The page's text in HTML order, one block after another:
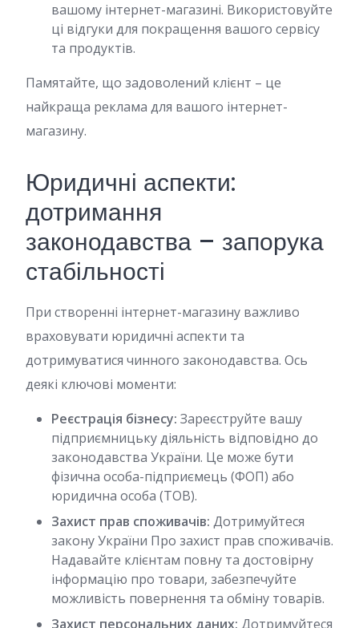
вашому інтернет-магазині. Використовуйте
ці відгуки для покращення вашого сервісу
та продуктів.
Памятайте, що задоволений клієнт – це
найкраща реклама для вашого інтернет-
магазину.
Юридичні аспекти:
дотримання
законодавства – запорука
стабільності
При створенні інтернет-магазину важливо
враховувати юридичні аспекти та
дотримуватися чинного законодавства. Ось
деякі ключові моменти:
Реєстрація бізнесу: Зареєструйте вашу
підприємницьку діяльність відповідно до
законодавства України. Це може бути
фізична особа-підприємець (ФОП) або
юридична особа (ТОВ).
Захист прав споживачів: Дотримуйтеся
закону України Про захист прав споживачів.
Надавайте клієнтам повну та достовірну
інформацію про товари, забезпечуйте
можливість повернення та обміну товарів.
Захист персональних даних: Дотримуйтеся